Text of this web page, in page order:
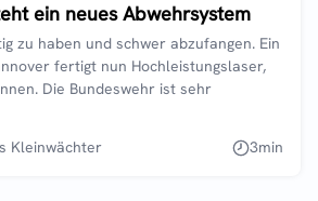
ein neues Abwehrsystem
zu haben und schwer abzufangen. Ein
fertigt nun Hochleistungslaser,
Die Bundeswehr ist sehr
Kleinwächter 3min